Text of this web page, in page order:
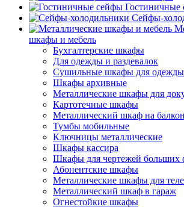
Гостиничные
Сейфы-
шкафы и мебель
Бухгалтерские шкафы
Для одежды и раздевалок
Сушильные шкафы для одежды
Шкафы архивные
Металлические шкафы для
Картотечные шкафы
Металлический шкаф на балкон
Тумбы мобильные
Ключницы металлические
Шкафы кассира
Шкафы для чертежей больших
Абонентские шкафы
Металлические шкафы для
Металлический шкаф в гараж
Огнестойкие шкафы